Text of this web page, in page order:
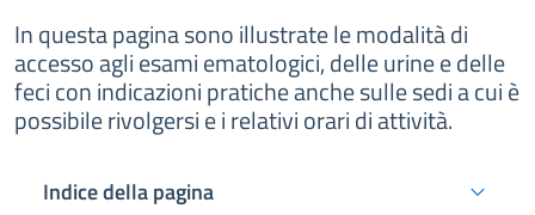
In questa pagina sono illustrate le modalità di
accesso agli esami ematologici, delle urine e delle
feci con indicazioni pratiche anche sulle sedi a cui è
possibile rivolgersi e i relativi orari di attività.
Indice della pagina